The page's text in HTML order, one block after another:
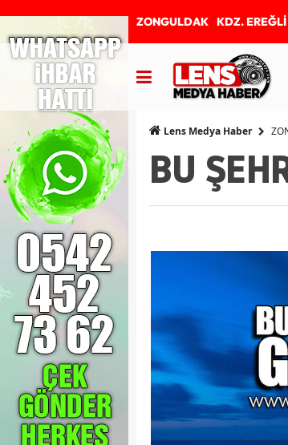
ZONGULDAK KDZ. EREĞLİ
Lens Medya Haber
BU